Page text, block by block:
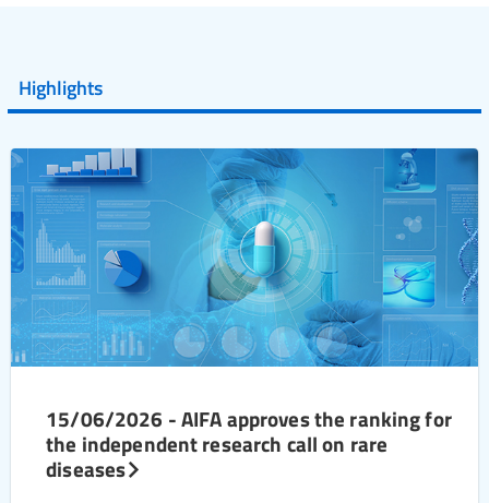
Highlights
15/06/2026 - AIFA approves the ranking for
the independent research call on rare
diseases